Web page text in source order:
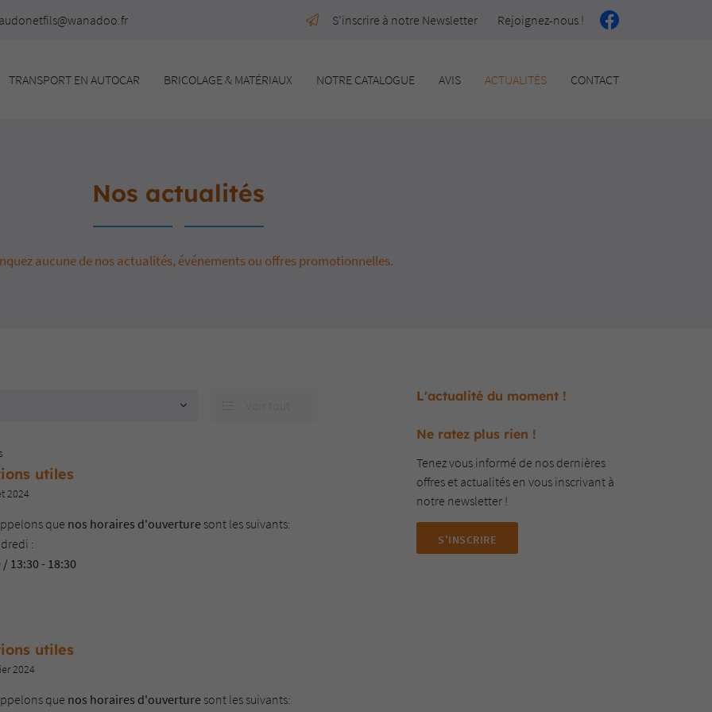
S’inscrire à notre Newsletter Rejoignez-nous !
TRANSPORT EN AUTOCAR BRICOLAGE & MATÉRIAUX NOTRE CATALOGUE AVIS ACTUALITÉS CONTACT
le formulaire
Nos actualités
aucune de nos actualités, événements ou offres promotionnelles.
utiles
2024
que nos horaires d'ouverture sont les suivants:
:
13:30 - 18:30
14:00 - 18:00
tous nos produits sur
n'hésitez pas à nous contacter via notre formulaire
ajouter (sarl.gaudonetfils@wanadoo.fr) à vos adresses
utiles
2024
que nos horaires d'ouverture sont les suivants:
L'actualité du moment !
Ne ratez plus rien !
Tenez vous informé de nos dernières
offres et actualités en vous inscrivant à
notre newsletter !
S'INSCRIRE